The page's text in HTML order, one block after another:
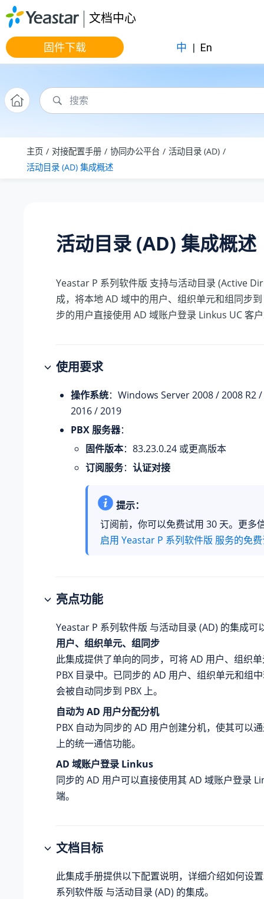
跳转到主要内容
文档中心
固件下载 中 | En
主页 对接配置手册 协同办公平台
活动目录 (AD)
活动目录 (AD) 集成概述
活动目录 (AD) 集成概述
Yeastar P 系列软件版支持与活动目录 (Active
成，将本地 AD 域中的用户、组织单元和组同步
步的用户直接使用 AD 域账户登录 Linkus UC 客
使用要求
操作系统：Windows Server 2008 / 2008 R2
2016 / 2019
PBX 服务器：
固件版本： 83.23.0.24 或更高版本
订阅服务： 认证对接
提示：
订阅前，你可以免费试用 30 天。更多
启用 Yeastar P 系列软件版 服务的免
亮点功能
Yeastar P 系列软件版 与活动目录 (AD) 的集成可
用户、组织单元、组同步
此集成提供了单向的同步，可将 AD 用户、组织
PBX 目录中。已同步的 AD 用户、组织单元和组
会被自动同步到 PBX 上。
自动为 AD 用户分配分机
PBX 自动为同步的 AD 用户创建分机，使其可以
上的统一通信功能。
AD 域账户登录 Linkus
同步的 AD 用户可以直接使用其 AD 域账户登录
端。
文档目标
此集成手册提供以下配置说明，详细介绍如何设
系列软件版 与活动目录 (AD) 的集成。